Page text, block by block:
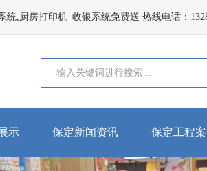
,厨房打印机_收银系统免费送 热线电话：
示 保定新闻资讯 保定工程案